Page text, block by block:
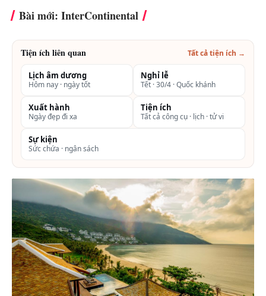
Bài mới: InterContinental
Tiện ích liên quan Tất cả tiện ích →
Lịch âm dương
Hôm nay · ngày tốt
Nghỉ lễ
Tết · 30/4 · Quốc khánh
Xuất hành
Ngày đẹp đi xa
Tiện ích
Tất cả công cụ · lịch · tử vi
Sự kiện
Sức chứa · ngân sách